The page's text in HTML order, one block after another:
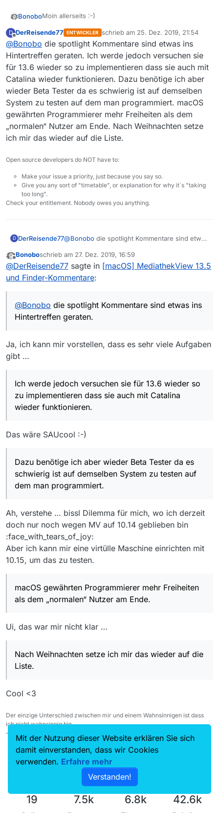
BonoboMoin allerseits :-)
»Friede auf Erden und den Menschen ein
Wohlgefallen« :-)
Ich wünsche Euch allen ein frohes Was-Auch-Immer
Ihr feiert: Chanukkah, Kwanzaa, Weihnachten,
Festivus, Jahresendfeier, Winterfest, Sonnwende …
Sag mal,@DerReisende77, gibt’s was Neues zum
Thema »Finder-Kommentare«? Habe »aus Gründen«
nicht mehr regelmäßig im Forum mitgelesen … Das
Reale Leben war bissl, ähm,schwierig.
Ich benutze immer noch die 13.3 Beta-Version, die ich
vor Tausend Jahren mal bekam, eben wegen der
Finder-Kommentare … und inzwischen ist
MediathekView das einzige Programm, welches mich
vom Umstieg auf macOS 10.15 Catalina abhält. Ich
die Finder-Kommentare verzichten, und derzeit ist
Bin am Überlegen, ob ich vielleicht eine Virtuelle
Maschine mit macOS 10.14.6 benutzen sollte, um so
weiter zu machen wie bisher, aber das scheint mir
bissl Overkill zu sein … ich erwähne das nur mal zum
Herzliche Grüße aus der Heide,
Tom
D
Offline
DerReisende77 ENTWICKLER schrieb am 25. Dez. 2019, 21:54
zuletzt editiert von
@Bonobo die spotlight Kommentare sind etwas ins
Hintertreffen geraten. Ich werde jedoch versuchen sie
für 13.6 wieder so zu implementieren dass sie auch mit
Catalina wieder funktionieren. Dazu benötige ich aber
wieder Beta Tester da es schwierig ist auf demselben
System zu testen auf dem man programmiert. macOS
gewährten Programmierer mehr Freiheiten als dem
„normalen“ Nutzer am Ende. Nach Weihnachten setze
ich mir das wieder auf die Liste.
Open source developers do NOT have to:
Make your issue a priority, just because you say so.
Give you any sort of "timetable", or explanation for why it´s "taking
too long".
Check your entitlement. Nobody owes you anything.
D DerReisende77@Bonobo die spotlight Kommentare sind etwas
versuchen sie für 13.6 wieder so zu
implementieren dass sie auch mit Catalina
wieder funktionieren. Dazu benötige ich aber
programmiert. macOS gewährten
Programmierer mehr Freiheiten als dem
„normalen“ Nutzer am Ende. Nach
Offline
Bonoboschrieb am 27. Dez. 2019, 16:59
zuletzt editiert von
@DerReisende77 sagte in [macOS] MediathekView 13.5
und Finder-Kommentare:
@Bonobo die spotlight Kommentare sind etwas ins
Hintertreffen geraten.
Ja, ich kann mir vorstellen, dass es sehr viele Aufgaben
gibt …
Ich werde jedoch versuchen sie für 13.6 wieder so
zu implementieren dass sie auch mit Catalina
wieder funktionieren.
Das wäre SAUcool :-)
Dazu benötige ich aber wieder Beta Tester da es
schwierig ist auf demselben System zu testen auf
dem man programmiert.
Ah, verstehe … bissl Dilemma für mich, wo ich derzeit
doch nur noch wegen MV auf 10.14 geblieben bin
:face_with_tears_of_joy:
Aber ich kann mir eine virtülle Maschine einrichten mit
10.15, um das zu testen.
macOS gewährten Programmierer mehr Freiheiten
als dem „normalen“ Nutzer am Ende.
Ui, das war mir nicht klar …
Nach Weihnachten setze ich mir das wieder auf die
Liste.
Cool <3
Der einzige Unterschied zwischen mir und einem Wahnsinnigen ist dass
ich nicht wahnsinnig bin.
— Salvador Dalí
19 7.5k 6.8k 42.6k
Mit der Nutzung dieser Website erklären Sie sich
damit einverstanden, dass wir Cookies
verwenden. Erfahre mehr
Verstanden!